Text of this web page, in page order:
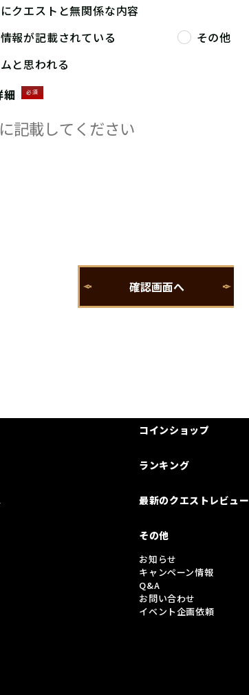
クエストと無関係な内容
報が記載されている
その他
と思われる
細
必須
コインショップ
ランキング
最新のクエストレビュー
その他
お知らせ
キャンペーン情報
Q&A
お問い合わせ
イベント企画依頼